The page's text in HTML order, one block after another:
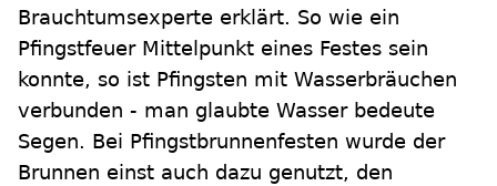
Brauchtumsexperte erklärt. So wie ein
Pfingstfeuer Mittelpunkt eines Festes sein
konnte, so ist Pfingsten mit Wasserbräuchen
verbunden - man glaubte Wasser bedeute
Segen. Bei Pfingstbrunnenfesten wurde der
Brunnen einst auch dazu genutzt, den